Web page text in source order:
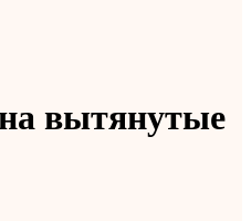
вытянутые